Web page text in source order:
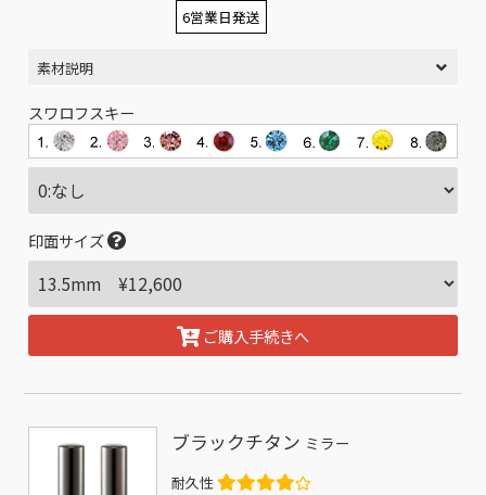
6営業日発送
素材説明
スワロフスキー
印面サイズ
ご購入手続きへ
ブラックチタン ミラー
耐久性